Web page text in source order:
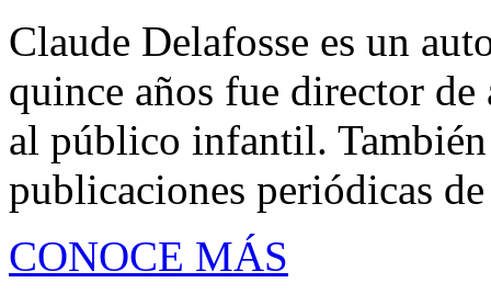
Claude Delafosse es un
quince años fue director
al público infantil.
publicaciones periódicas
CONOCE MÁS